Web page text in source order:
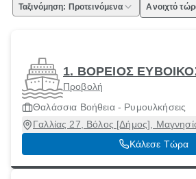
Ταξινόμηση: Προτεινόμενα Ανοιχτό
1. ΒΟΡΕΙΟΣ
Προβολή
Θαλάσσια Βοήθεια - Ρυμουλκήσεις
Γαλλίας 27, Βόλος [Δήμος],
Κάλεσε Τώρα